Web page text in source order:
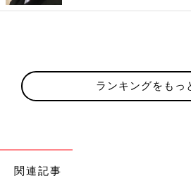
に入れてもおいしいし、ラーメンに入
にも食べられます。
米粉のスイスロール
ランキングをもっ
関連記事